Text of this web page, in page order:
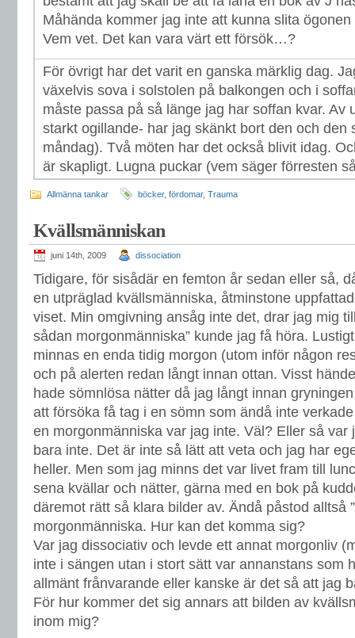
Måhända kommer jag inte att kunna slita
Vem vet. Det kan vara värt ett försök…?
För övrigt har det varit en ganska märklig dag.
växelvis sova i solstolen på balkongen och i
måste passa på så länge jag har soffan kvar. Av
starkt ogillande- har jag skänkt bort den och den
måndag). Två möten har det också blivit idag.
är skapligt. Lugna puckar (vem säger förresten
Allmänna tankar böcker, fördomar, Trauma
Kvällsmänniskan
juni 14th, 2009 dissociation
Tidigare, för sisådär en femton år sedan eller så,
en utpräglad kvällsmänniska, åtminstone
viset. Min omgivning ansåg inte det, drar jag mig
sådan morgonmänniska” kunde jag få höra.
minnas en enda tidig morgon (utom inför någon
och på alerten redan långt innan ottan. Visst
hade sömnlösa nätter då jag långt innan
att försöka få tag i en sömn som ändå inte
en morgonmänniska var jag inte. Väl? Eller så var
bara inte. Det är inte så lätt att veta och jag har
heller. Men som jag minns det var livet fram till
sena kvällar och nätter, gärna med en bok på
däremot rätt så klara bilder av. Ändå påstod alltså
morgonmänniska. Hur kan det komma sig?
Var jag dissociativ och levde ett annat morgonliv
inte i sängen utan i stort sätt var annanstans som
allmänt frånvarande eller kanske är det så att jag
För hur kommer det sig annars att bilden av
inom mig?